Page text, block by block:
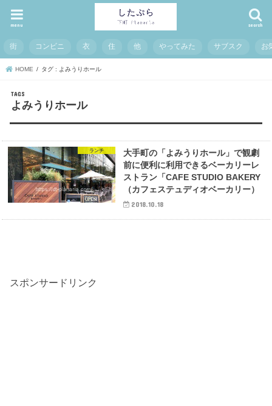
search
menu
街 コンビニ 衣 住 他 やってみた サブスク お
HOME タグ : よみうりホール
よみうりホール
ランチ
大手町の「よみうりホール」で観劇
前に便利に利用できるベーカリーレ
ストラン「CAFE STUDIO BAKERY
（カフェステュディオベーカリー）
2018.10.18
スポンサードリンク